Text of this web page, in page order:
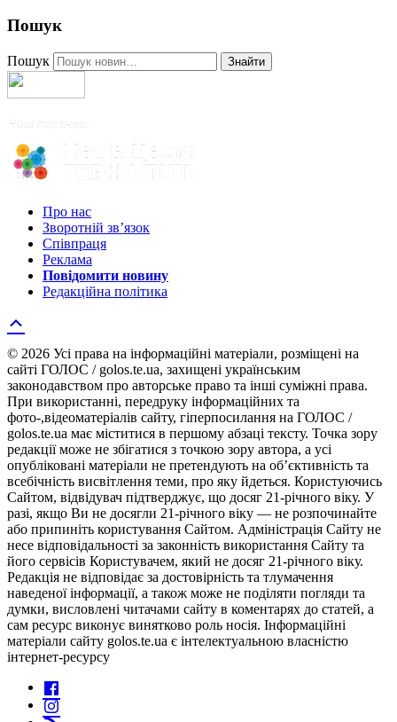
Пошук
Пошук Знайти
Про нас
Зворотній зв’язок
Співпраця
Реклама
Повідомити новину
Редакційна політика
© 2026 Усі права на інформаційні матеріали, розміщені на
сайті ГОЛОС / golos.te.ua, захищені українським
законодавством про авторське право та інші суміжні права.
При використанні, передруку інформаційних та
фото-,відеоматеріалів сайту, гіперпосилання на ГОЛОС /
golos.te.ua має міститися в першому абзаці тексту. Точка зору
редакції може не збігатися з точкою зору автора, а усі
опубліковані матеріали не претендують на об’єктивність та
всебічність висвітлення теми, про яку йдеться. Користуючись
Сайтом, відвідувач підтверджує, що досяг 21-річного віку. У
разі, якщо Ви не досягли 21-річного віку — не розпочинайте
або припиніть користування Сайтом. Адміністрація Сайту не
несе відповідальності за законність використання Сайту та
його сервісів Користувачем, який не досяг 21-річного віку.
Редакція не відповідає за достовірність та тлумачення
наведеної інформації, а також може не поділяти погляди та
думки, висловлені читачами сайту в коментарях до статей, а
сам ресурс виконує винятково роль носія. Інформаційні
матеріали сайту golos.te.ua є інтелектуальною власністю
інтернет-ресурсу